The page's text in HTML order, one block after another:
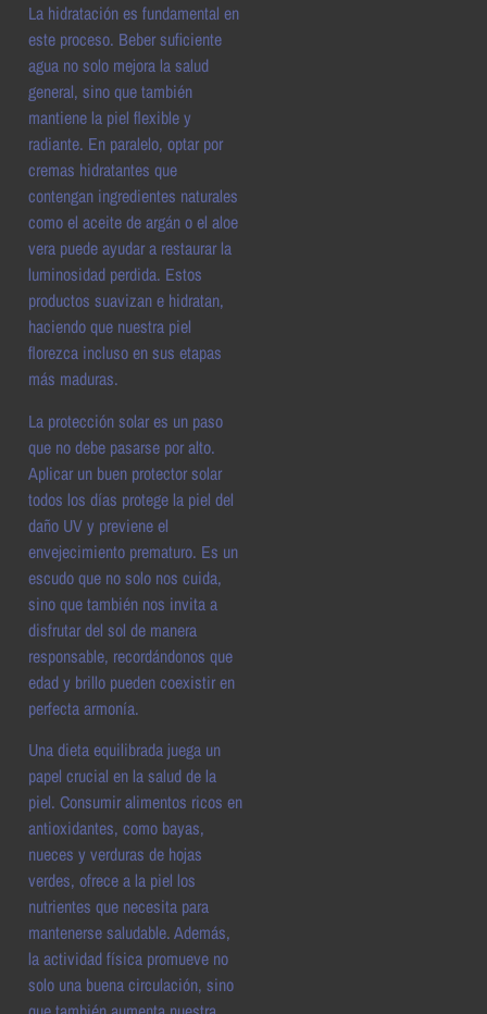
La hidratación es fundamental en
este proceso. Beber suficiente
agua no solo mejora la salud
general, sino que también
mantiene la piel flexible y
radiante. En paralelo, optar por
cremas hidratantes que
contengan ingredientes naturales
como el aceite de argán o el aloe
vera puede ayudar a restaurar la
luminosidad perdida. Estos
productos suavizan e hidratan,
haciendo que nuestra piel
florezca incluso en sus etapas
más maduras.
La protección solar es un paso
que no debe pasarse por alto.
Aplicar un buen protector solar
todos los días protege la piel del
daño UV y previene el
envejecimiento prematuro. Es un
escudo que no solo nos cuida,
sino que también nos invita a
disfrutar del sol de manera
responsable, recordándonos que
edad y brillo pueden coexistir en
perfecta armonía.
Una dieta equilibrada juega un
papel crucial en la salud de la
piel. Consumir alimentos ricos en
antioxidantes, como bayas,
nueces y verduras de hojas
verdes, ofrece a la piel los
nutrientes que necesita para
mantenerse saludable. Además,
la actividad física promueve no
solo una buena circulación, sino